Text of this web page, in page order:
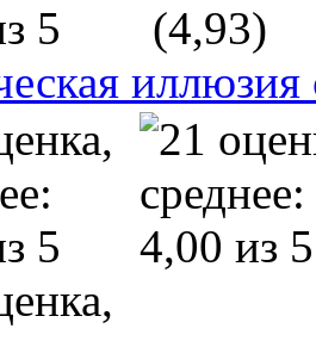
(4,93)
иллюзия